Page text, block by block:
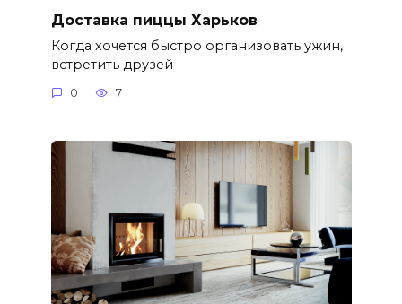
Доставка пиццы Харьков
Когда хочется быстро организовать ужин,
встретить друзей
0 7